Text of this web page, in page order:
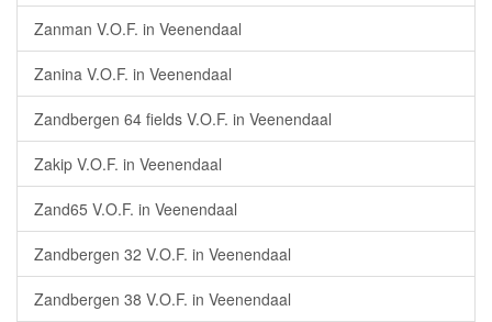
Zanman V.O.F. in Veenendaal
Zanina V.O.F. in Veenendaal
Zandbergen 64 fields V.O.F. in Veenendaal
Zakip V.O.F. in Veenendaal
Zand65 V.O.F. in Veenendaal
Zandbergen 32 V.O.F. in Veenendaal
Zandbergen 38 V.O.F. in Veenendaal